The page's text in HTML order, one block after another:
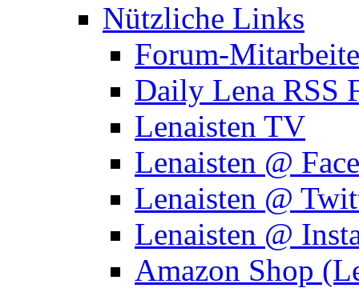
Nützliche Links
Forum-
Daily Lena RSS
Lenaisten TV
Lenaisten @
Lenaisten @
Lenaisten @
Amazon Shop